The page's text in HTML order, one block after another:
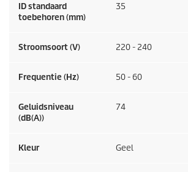
ID standaard
toebehoren (mm)
35
Stroomsoort (V) 220 - 240
Frequentie (Hz) 50 - 60
Geluidsniveau
(dB(A))
74
Kleur Geel